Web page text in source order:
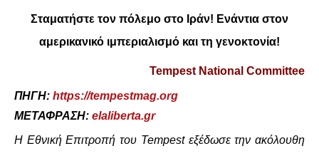
ΔΙΕΘΝΉ
ΚΌΣΜΟΣ
ΑΝΑΤΟΛΙΚΉ ΕΥΡΏΠΗ / ΒΑΛΚΆΝΙΑ
Σταματήστε τον πόλεμο στο Ιράν! Ενάντια στον
αμερικανικό ιμπεριαλισμό και τη γενοκτονία!
Tempest National Committee
ΠΗΓΗ: https://tempestmag.org
ΜΕΤΑΦΡΑΣΗ: elaliberta.gr
Η Εθνική Επιτροπή του Tempest εξέδωσε την ακόλουθη